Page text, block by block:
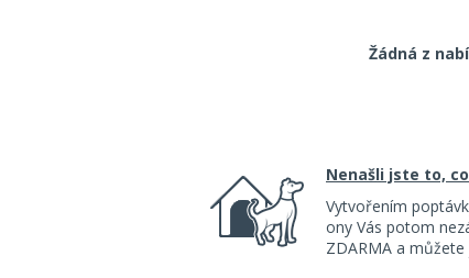
Žádná z
Nenašli jste to,
Vytvořením
ony Vás potom
ZDARMA a